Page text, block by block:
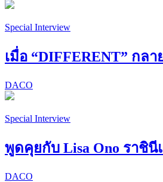
Special Interview
เมื่อ “DIFFERENT” กล
DACO
Special Interview
พูดคุยกับ Lisa Ono ราชินี
DACO